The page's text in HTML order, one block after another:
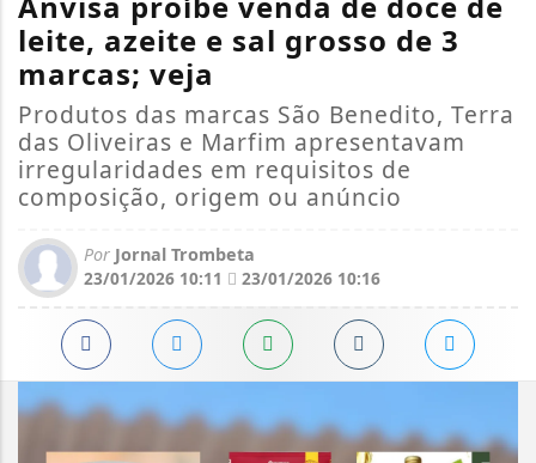
leite, azeite e sal grosso de 3
marcas; veja
Produtos das marcas São Benedito, Terra
das Oliveiras e Marfim apresentavam
irregularidades em requisitos de
composição, origem ou anúncio
Por Jornal Trombeta
23/01/2026 10:11
23/01/2026 10:16